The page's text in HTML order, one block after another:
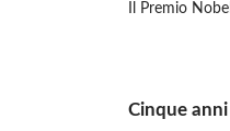
Il Premio
Cinque